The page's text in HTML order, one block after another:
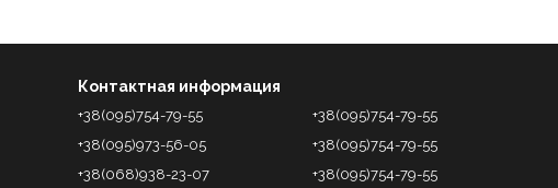
Контактная информация
+38(095)754-79-55
+38(095)973-56-05
+38(068)938-23-07
+38(095)754-79-55
+38(095)754-79-55
+38(095)754-79-55